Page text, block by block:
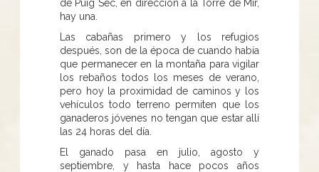
de Puig Sec, en dirección a la Torre de Mir,
hay una.
Las cabañas primero y los refugios
después, son de la época de cuando había
que permanecer en la montaña para vigilar
los rebaños todos los meses de verano,
pero hoy la proximidad de caminos y los
vehículos todo terreno permiten que los
ganaderos jóvenes no tengan que estar allí
las 24 horas del día.
El ganado pasa en julio, agosto y
septiembre, y hasta hace pocos años